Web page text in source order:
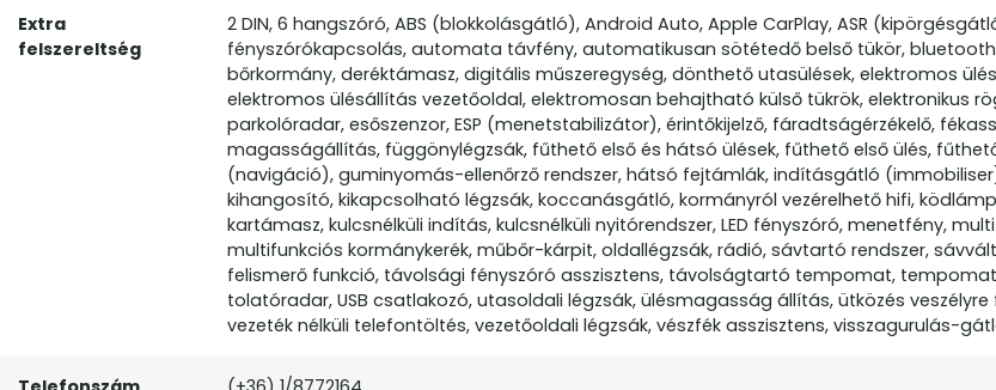
Extra
felszereltség
2 DIN, 6 hangszóró, ABS (blokkolásgátló), Android Auto, Apple CarPlay, ASR
fényszórókapcsolás, automata távfény, automatikusan sötétedő belső tükör,
bőrkormány, deréktámasz, digitális műszeregység, dönthető utasülések, elektromos
elektromos ülésállítás vezetőoldal, elektromosan behajtható külső tükrök, elektronikus
parkolóradar, esőszenzor, ESP (menetstabilizátor), érintőkijelző, fáradtságérzékelő,
magasságállítás, függönylégzsák, fűthető első és hátsó ülések, fűthető első ülés,
(navigáció), guminyomás-ellenőrző rendszer, hátsó fejtámlák, indításgátló (immobiliser),
kihangosító, kikapcsolható légzsák, koccanásgátló, kormányról vezérelhető hifi,
kartámasz, kulcsnélküli indítás, kulcsnélküli nyitórendszer, LED fényszóró, menetfény,
multifunkciós kormánykerék, műbőr-kárpit, oldallégzsák, rádió, sávtartó rendszer,
felismerő funkció, távolsági fényszóró asszisztens, távolságtartó tempomat,
tolatóradar, USB csatlakozó, utasoldali légzsák, ülésmagasság állítás, ütközés veszélyre
vezeték nélküli telefontöltés, vezetőoldali légzsák, vészfék asszisztens, visszagurulás-